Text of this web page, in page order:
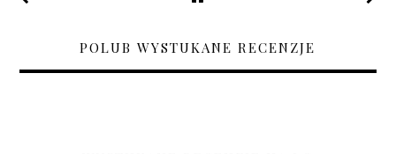
POLUB WYSTUKANE RECENZJE